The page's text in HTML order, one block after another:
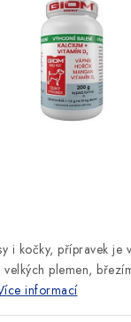
PTÁCI
údajů
i kočky, přípravek je
plemen,
informací